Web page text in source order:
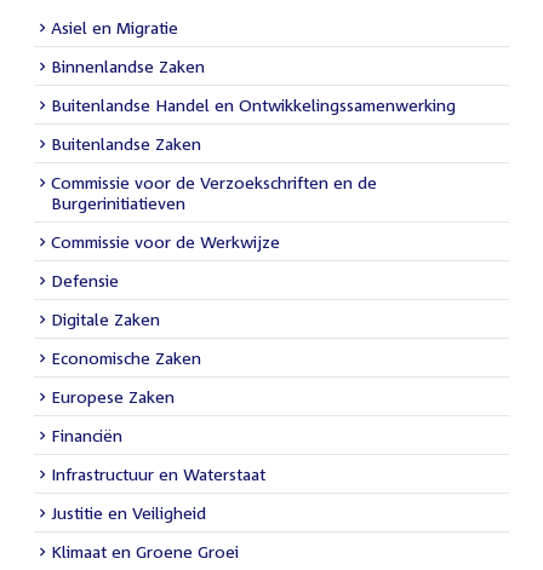
Asiel en Migratie
Binnenlandse Zaken
Buitenlandse Handel en Ontwikkelingssamenwerking
Buitenlandse Zaken
Commissie voor de Verzoekschriften en de
Burgerinitiatieven
Commissie voor de Werkwijze
Defensie
Digitale Zaken
Economische Zaken
Europese Zaken
Financiën
Infrastructuur en Waterstaat
Justitie en Veiligheid
Klimaat en Groene Groei